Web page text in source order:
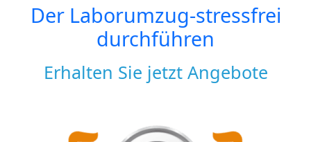
Der Laborumzug-stressfrei
durchführen
Erhalten Sie jetzt Angebote